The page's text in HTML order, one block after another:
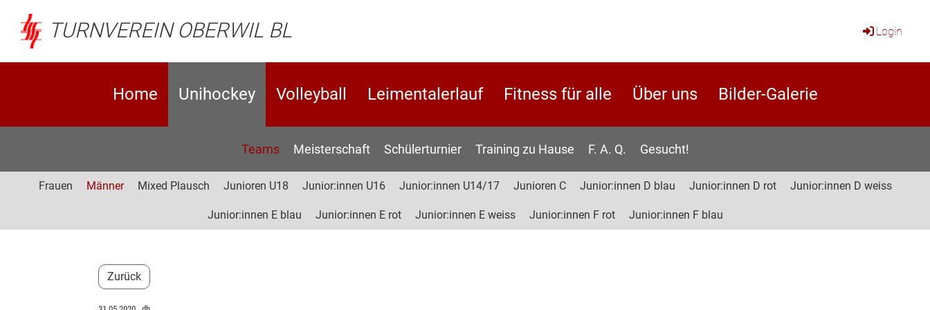
TURNVEREIN OBERWIL BL Login
Home Unihockey Volleyball Leimentalerlauf Fitness für alle Über uns Bilder-Galerie
Teams Meisterschaft Schülerturnier Training zu Hause F. A. Q. Gesucht!
Frauen Männer Mixed Plausch Junioren U18 Junior:innen U16 Junior:innen U14/17 Junioren C Junior:innen D blau Junior:innen D rot Junior:innen D weiss
Junior:innen E blau Junior:innen E rot Junior:innen E weiss Junior:innen F rot Junior:innen F blau
Zurück